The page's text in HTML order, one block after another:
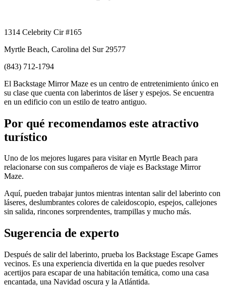
1314 Celebrity Cir #165
Myrtle Beach, Carolina del Sur 29577
(843) 712-1794
El Backstage Mirror Maze es un centro de entretenimiento único en
su clase que cuenta con laberintos de láser y espejos. Se encuentra
en un edificio con un estilo de teatro antiguo.
Por qué recomendamos este atractivo
turístico
Uno de los mejores lugares para visitar en Myrtle Beach para
relacionarse con sus compañeros de viaje es Backstage Mirror
Maze.
Aquí, pueden trabajar juntos mientras intentan salir del laberinto con
láseres, deslumbrantes colores de caleidoscopio, espejos, callejones
sin salida, rincones sorprendentes, trampillas y mucho más.
Sugerencia de experto
Después de salir del laberinto, prueba los Backstage Escape Games
vecinos. Es una experiencia divertida en la que puedes resolver
acertijos para escapar de una habitación temática, como una casa
encantada, una Navidad oscura y la Atlántida.